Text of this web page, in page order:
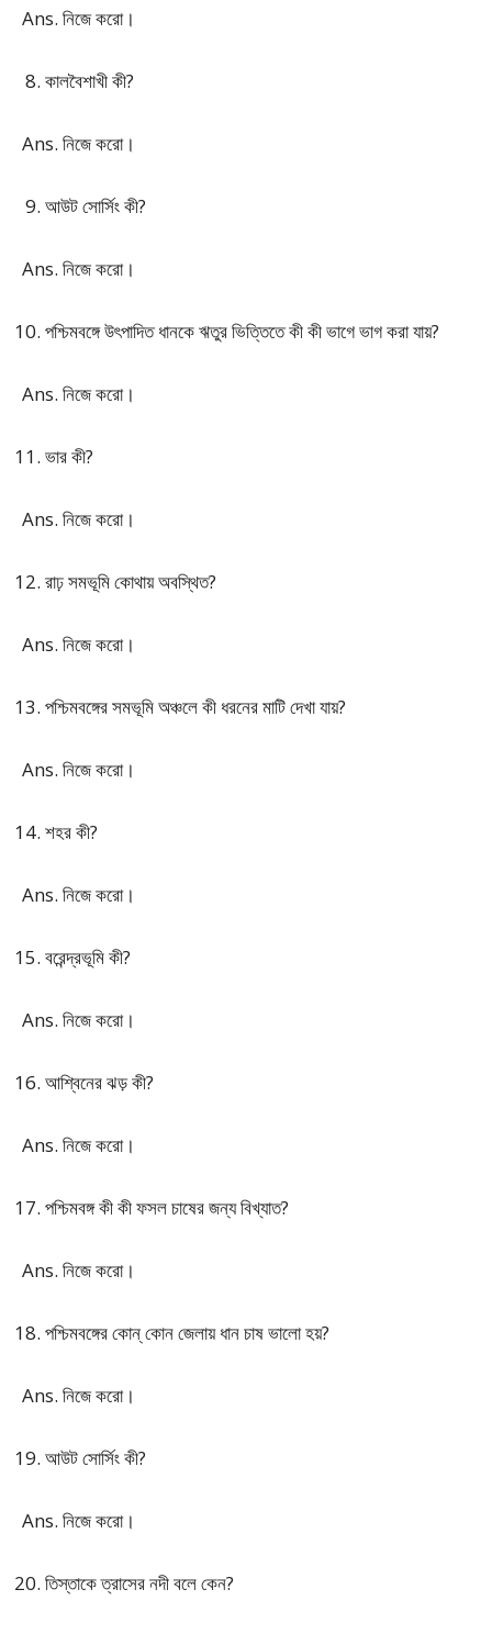
Ans. নিজে করো।
কালবৈশাখী কী?
Ans. নিজে করো।
আউট সোর্সিং কী?
Ans. নিজে করো।
পশ্চিমবঙ্গে উৎপাদিত ধানকে ঋতুর ভিত্তিতে কী কী ভাগে ভাগ করা যায়?
Ans. নিজে করো।
ভার কী?
Ans. নিজে করো।
রাঢ় সমভূমি কোথায় অবস্থিত?
Ans. নিজে করো।
পশ্চিমবঙ্গের সমভূমি অঞ্চলে কী ধরনের মাটি দেখা যায়?
Ans. নিজে করো।
শহর কী?
Ans. নিজে করো।
বরেন্দ্রভূমি কী?
Ans. নিজে করো।
আশ্বিনের ঝড় কী?
Ans. নিজে করো।
পশ্চিমবঙ্গ কী কী ফসল চাষের জন্য বিখ্যাত?
Ans. নিজে করো।
পশ্চিমবঙ্গের কোন্ কোন জেলায় ধান চাষ ভালো হয়?
Ans. নিজে করো।
আউট সোর্সিং কী?
Ans. নিজে করো।
তিস্তাকে ত্রাসের নদী বলে কেন?